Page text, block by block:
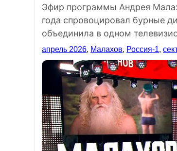
Эфир программы Андрея
года спровоцировал бурные
объединила в одном
апрель 2026, Малахов, Россия-1,